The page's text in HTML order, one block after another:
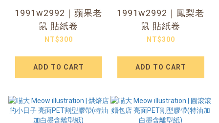
1991w2992｜蘋果老
鼠 貼紙卷
NT$300
ADD TO CART
1991w2992｜鳳梨老
鼠 貼紙卷
NT$300
ADD TO CART